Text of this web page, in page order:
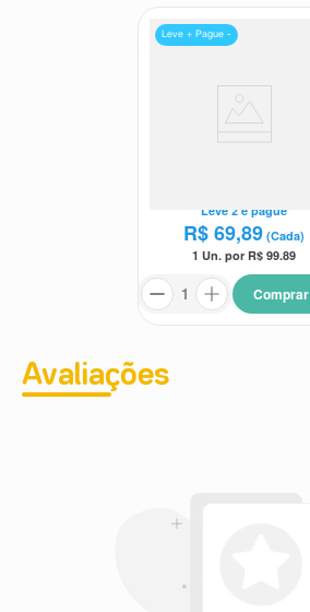
Leve + Pague -
Leve2 e pague
R$ 69,89 (Cada)
1 Un. por R$99.89
Comprar
Avaliações